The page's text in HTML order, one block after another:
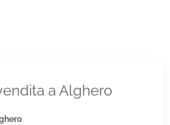
a Alghero